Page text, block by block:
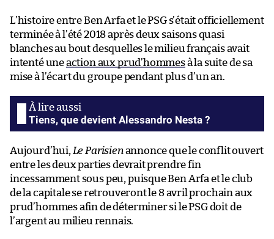
L’histoire entre Ben Arfa et le PSG s’était officiellement
terminée à l’été 2018 après deux saisons quasi
blanches au bout desquelles le milieu français avait
intenté uneaction aux prud’hommesà la suite de sa
mise à l’écart du groupe pendant plus d’un an.
Tiens, que devient Alessandro Nesta ?
Aujourd’hui, Le Parisienannonce que le conflit ouvert
entre les deux parties devrait prendre fin
incessamment sous peu, puisque Ben Arfa et le club
de la capitale se retrouveront le 8 avril prochain aux
prud’hommes afin de déterminer si le PSG doit de
l’argent au milieu rennais.